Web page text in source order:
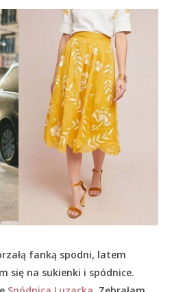
fanką spodni, latem
się na sukienki i spódnice.